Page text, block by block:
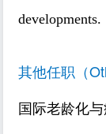
developments.
其他任职（
国际老龄化